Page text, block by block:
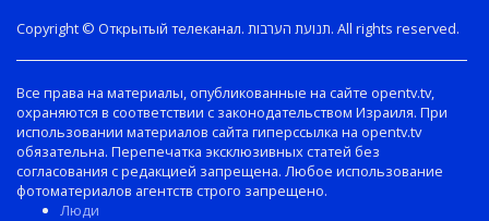
Copyright © Открытый телеканал. תנועת הערבות. All rights reserved.
Все права на материалы, опубликованные на сайте opentv.tv,
охраняются в соответствии с законодательством Израиля. При
использовании материалов сайта гиперссылка на opentv.tv
обязательна. Перепечатка эксклюзивных статей без
согласования с редакцией запрещена. Любое использование
фотоматериалов агентств строго запрещено.
Люди